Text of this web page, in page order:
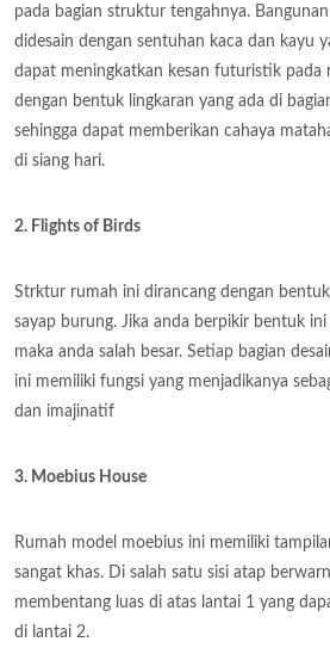
pada bagian struktur tengahnya.
didesain dengan sentuhan kaca dan kayu
dapat meningkatkan kesan futuristik pada
dengan bentuk lingkaran yang ada di
sehingga dapat memberikan cahaya
di siang hari.
2. Flights of Birds
Strktur rumah ini dirancang dengan
sayap burung. Jika anda berpikir bentuk
maka anda salah besar. Setiap bagian
ini memiliki fungsi yang menjadikanya
dan imajinatif
3. Moebius House
Rumah model moebius ini memiliki
sangat khas. Di salah satu sisi atap
membentang luas di atas lantai 1 yang
di lantai 2.